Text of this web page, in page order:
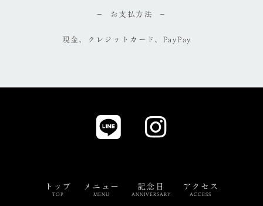
お支払方法
現金、クレジットカード、PayPay
トップ
TOP
メニュー
MENU
記念日
ANNIVERSARY
アクセス
ACCESS